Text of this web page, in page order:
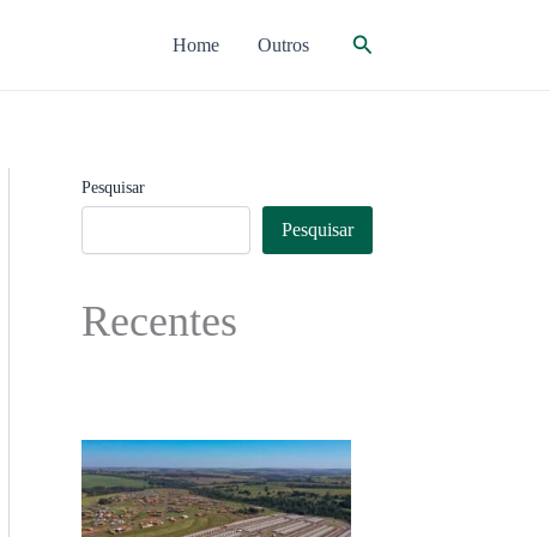
Home Outros Pesquisar
Pesquisar
Pesquisar
Recentes